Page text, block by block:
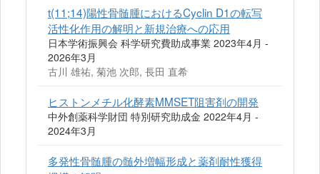
t(11;14)陽性骨髄腫におけるCyclin D1の転写
活性化作用の解明と新規治療への応用
日本学術振興会 科学研究費助成事業 2023年4月 -
2026年3月
古川 雄祐, 菊池 次郎, 長田 直希
ヒストンメチル化酵素MMSET阻害剤の開発
中外創薬科学財団 特別研究助成金 2022年4月 -
2024年3月
多発性骨髄腫の髄外増幅形成と薬剤耐性獲得